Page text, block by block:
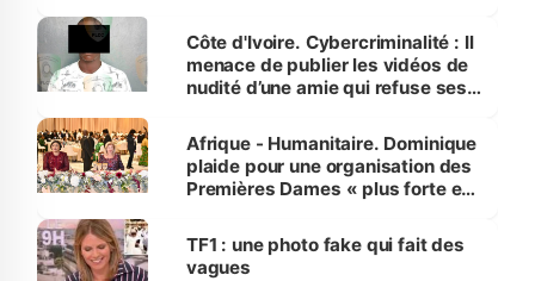
des Transports
Côte d'Ivoire. Cybercriminalité : Il
menace de publier les vidéos de
nudité d’une amie qui refuse ses
Afrique - Humanitaire. Dominique
plaide pour une organisation des
Premières Dames « plus forte et
sur la scène internationale »
TF1 : une photo fake qui fait des
vagues